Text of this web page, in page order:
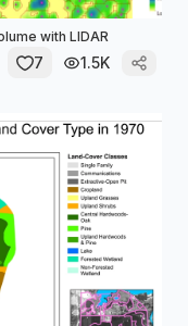
with LIDAR
7 1.5K